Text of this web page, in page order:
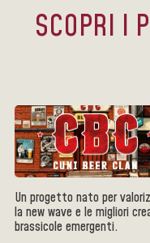
SCOPRI I
Un progetto nato per
la new wave e le migliori
brassicole emergenti.